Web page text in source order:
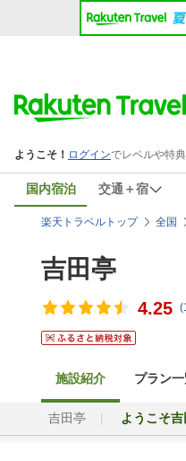
国内宿泊 交通＋宿
楽天トラベルトップ 全国
吉田亭
4.25 (
施設紹介 プラン
吉田亭 ようこそ